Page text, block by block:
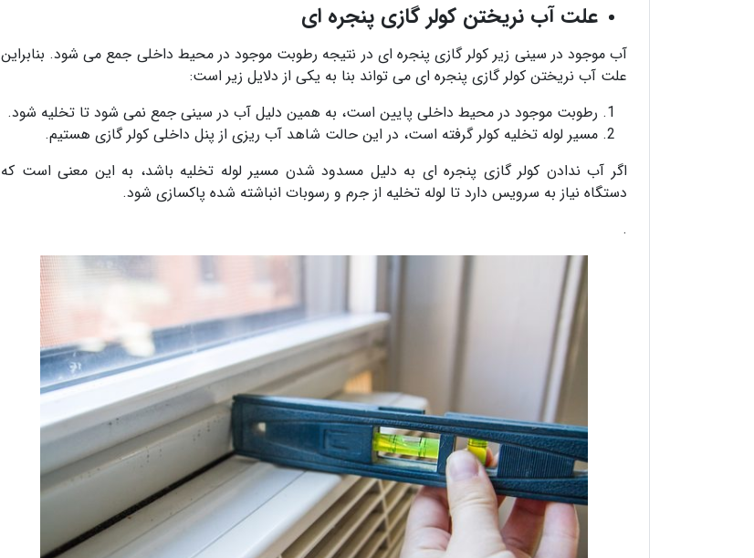
علت آب نریختن کولر گازی پنجره ای
آب موجود در سینی زیر کولر گازی پنجره ای در نتیجه رطوبت موجود در محیط داخلی جمع می شود. بنابراین
علت آب نریختن کولر گازی پنجره ای می تواند بنا به یکی از دلایل زیر است:
رطوبت موجود در محیط داخلی پایین است، به همین دلیل آب در سینی جمع نمی شود تا تخلیه شود.
مسیر لوله تخلیه کولر گرفته است، در این حالت شاهد آب ریزی از پنل داخلی کولر گازی هستیم.
اگر آب ندادن کولر گازی پنجره ای به دلیل مسدود شدن مسیر لوله تخلیه باشد، به این معنی است که
دستگاه نیاز به سرویس دارد تا لوله تخلیه از جرم و رسوبات انباشته شده پاکسازی شود.
.